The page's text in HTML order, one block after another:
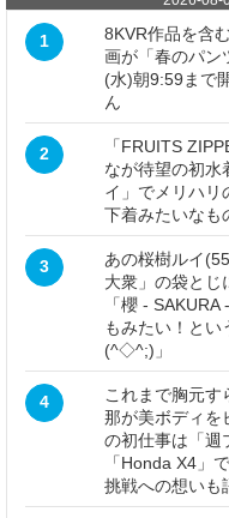
1
8KVR作品を含
画が「春のパン
(水)朝9:59まで
ん
2
「FRUITS
なが待望の初水
イ」でメリハリ
下着みたいなも
3
あの桜樹ルイ
大衆」の袋とじ
「櫻 -
もみたい！とい
(^◇^;)」
4
これまで胸元
那が美ボディを
の初仕事は「週
「Honda X4」
挑戦への想いも